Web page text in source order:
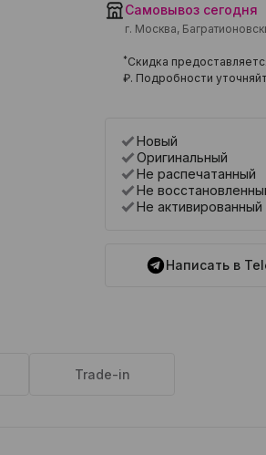
Самовывоз сегодня
г. Москва,
*Скидка
₽. Подробности
Новый
Оригинальный
Не распечатанный
Не
Не активированный
Написать в
Trade-in